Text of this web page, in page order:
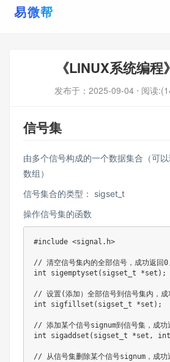
《LINUX系统编
发布于： 2025-09-04 ⋅ 阅读
信号集
由多个信号构成的一个数据集合（可
数组）
信号集合的类型： sigset_t
操作信号集的函数
#include <signal.h>
// 清空信号集内的全部信号，成功返回
int sigemptyset(sigset_t *set);
// 设置(添加）全部信号到信号集内，
int sigfillset(sigset_t *set);
// 添加某个信号signum到信号集，成
int sigaddset(sigset_t *set, int
// 从信号集删除某个信号signum，成